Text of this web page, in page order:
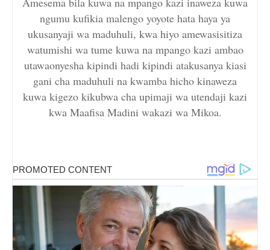
ngumu kufikia malengo yoyote hata haya ya
ukusanyaji wa maduhuli, kwa hiyo amewasisitiza
watumishi wa tume kuwa na mpango kazi ambao
utawaonyesha kipindi hadi kipindi atakusanya kiasi
gani cha maduhuli na kwamba hicho kinaweza
kuwa kigezo kikubwa cha upimaji wa utendaji kazi
kwa Maafisa Madini wakazi wa Mikoa.